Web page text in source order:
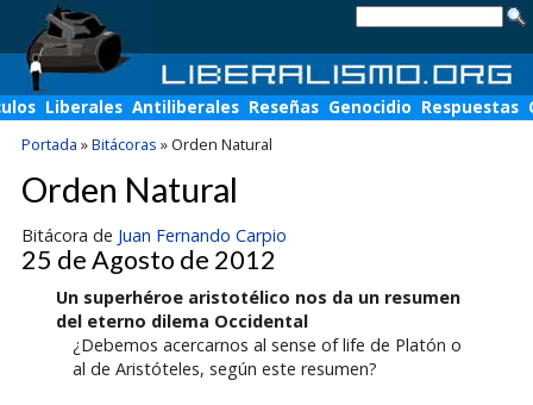
Liberales Antiliberales Reseñas Genocidio Respuestas
Portada »Bitácoras »Orden Natural
Orden Natural
Bitácora de Juan Fernando Carpio
25 de Agosto de 2012
Un superhéroe aristotélico nos da un resumen
del eterno dilema Occidental
¿Debemos acercarnos al sense of life de Platón o
al de Aristóteles, según este resumen?